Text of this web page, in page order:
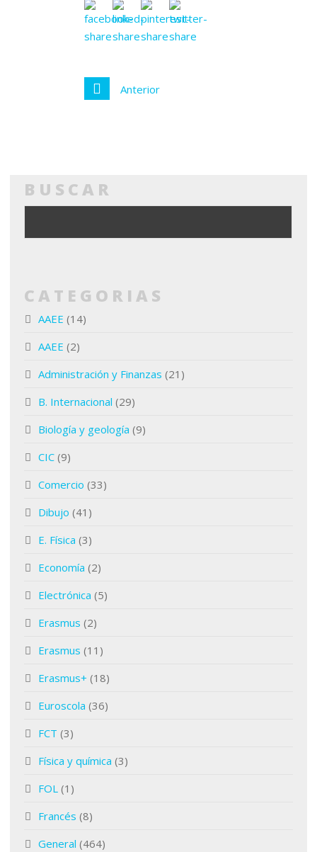
Anterior
BUSCAR
CATEGORIAS
AAEE (14)
AAEE (2)
Administración y Finanzas (21)
B. Internacional (29)
Biología y geología (9)
CIC (9)
Comercio (33)
Dibujo (41)
E. Física (3)
Economía (2)
Electrónica (5)
Erasmus (2)
Erasmus (11)
Erasmus+ (18)
Euroscola (36)
FCT (3)
Física y química (3)
FOL (1)
Francés (8)
General (464)